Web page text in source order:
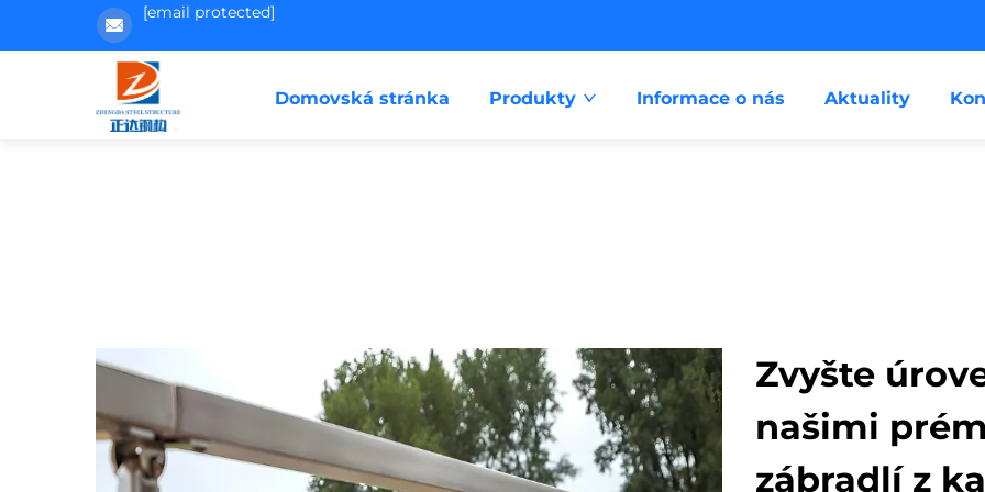
[email protected]
Domovská stránka Produkty Informace o nás Aktuality
Zvyšte
našimi
zábradlí z